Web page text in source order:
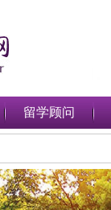
留学顾问